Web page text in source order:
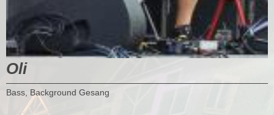
Oli
Bass, Background Gesang